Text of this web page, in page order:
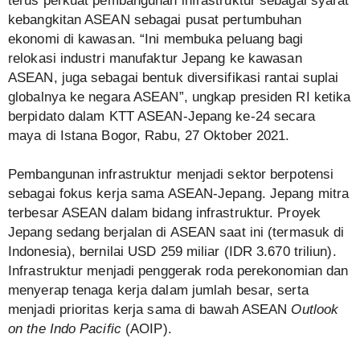
kebangkitan ASEAN sebagai pusat pertumbuhan
ekonomi di kawasan. “Ini membuka peluang bagi
relokasi industri manufaktur Jepang ke kawasan
ASEAN, juga sebagai bentuk diversifikasi rantai suplai
globalnya ke negara ASEAN”, ungkap presiden RI ketika
berpidato dalam KTT ASEAN-Jepang ke-24 secara
maya di Istana Bogor, Rabu, 27 Oktober 2021.
Pembangunan infrastruktur menjadi sektor berpotensi
sebagai fokus kerja sama ASEAN-Jepang. Jepang mitra
terbesar ASEAN dalam bidang infrastruktur. Proyek
Jepang sedang berjalan di ASEAN saat ini (termasuk di
Indonesia), bernilai USD 259 miliar (IDR 3.670 triliun).
Infrastruktur menjadi penggerak roda perekonomian dan
menyerap tenaga kerja dalam jumlah besar, serta
menjadi prioritas kerja sama di bawah ASEAN Outlook
on the Indo Pacific(AOIP).